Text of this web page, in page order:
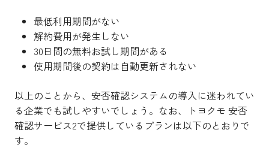
最低利用期間がない
解約費用が発生しない
30日間の無料お試し期間がある
使用期間後の契約は自動更新されない
以上のことから、安否確認システムの導入に迷われてい
る企業でも試しやすいでしょう。なお、トヨクモ 安否
確認サービス2で提供しているプランは以下のとおりで
す。